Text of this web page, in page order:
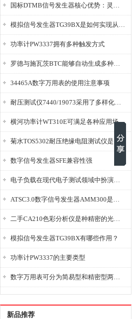
国标DTMB信号发生器核心优势：灵活性与准确性的结合
模拟信号发生器TG39BX是如何实现从直流到交流的波形转换?
功率计PW3337拥有多种触发方式
罗德与施瓦茨BTC能够自动生成多种音视频信号
34465A数字万用表的使用注意事项
耐压测试仪7440/19073采用了多样化的功能设计
横河功率计WT310E可满足各种应用场景的需求
菊水TOS5302耐压绝缘电阻测试仪是种重要的电气安全检测设备
数字信号发生器SFE兼容性强
电子负载在现代电子测试领域中扮演着重要的角色
ATSC3.0数字信号发生器AMM300是能够产生各种数字信号的电子设备
二手CA210色彩分析仪是种精密的光学测量仪器
模拟信号发生器TG39BX有哪些作用？
功率计PW3337的主要类型
数字万用表可分为简易型和精密型两大类
新品推荐